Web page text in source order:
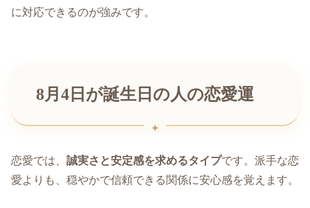
に対応できるのが強みです。
8月4日が誕生日の人の恋愛運
恋愛では、 誠実さと安定感を求めるタイプです。派手な恋
愛よりも、穏やかで信頼できる関係に安心感を覚えます。